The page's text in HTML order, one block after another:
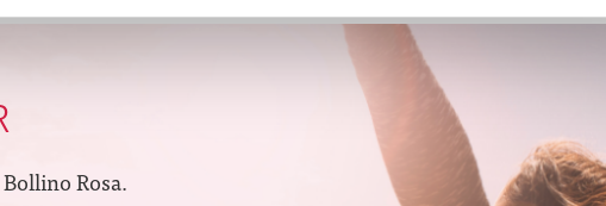
Rosa.